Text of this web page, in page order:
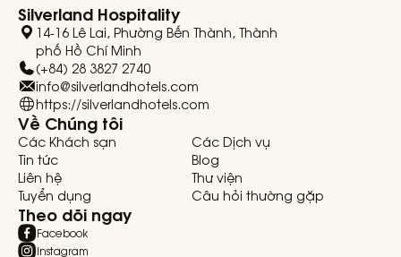
Silverland Hospitality
14-16 Lê Lai, Phường Bến Thành, Thành
phố Hồ Chí Minh
(+84) 28 3827 2740
info@silverlandhotels.com
https://silverlandhotels.com
Về Chúng tôi
Các Khách sạn
Các Dịch vụ
Tin tức
Blog
Liên hệ
Thư viện
Tuyển dụng
Câu hỏi thường gặp
Theo dõi ngay
Facebook
Instagram